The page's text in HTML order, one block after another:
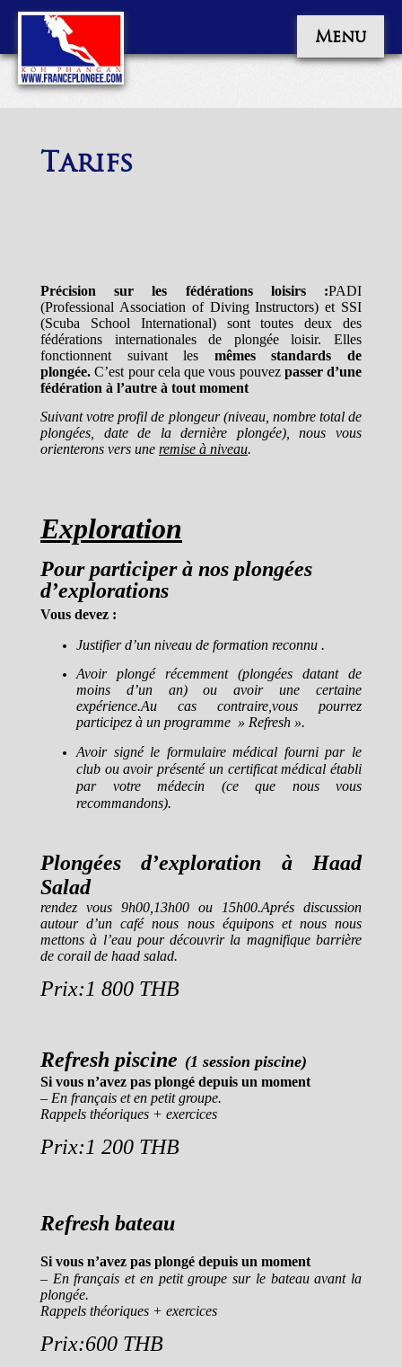
Menu
Tarifs
Précision sur les fédérations loisirs :PADI
(Professional Association of Diving Instructors) et SSI
(Scuba School International) sont toutes deux des
fédérations internationales de plongée loisir. Elles
fonctionnent suivant les mêmes standards de
plongée. C’est pour cela que vous pouvez passer d’une
fédération à l’autre à tout moment
Suivant votre profil de plongeur (niveau, nombre total de
plongées, date de la dernière plongée), nous vous
orienterons vers une remise à niveau.
Exploration
Pour participer à nos plongées
d’explorations
Vous devez :
Justifier d’un niveau de formation reconnu .
Avoir plongé récemment (plongées datant de
moins d’un an) ou avoir une certaine
expérience.Au cas contraire,vous pourrez
participez à un programme » Refresh ».
Avoir signé le formulaire médical fourni par le
club ou avoir présenté un certificat médical établi
par votre médecin (ce que nous vous
recommandons).
Plongées d’exploration à Haad
Salad
rendez vous 9h00,13h00 ou 15h00.Aprés discussion
autour d’un café nous nous équipons et nous nous
mettons à l’eau pour découvrir la magnifique barrière
de corail de haad salad.
Prix:1 800 THB
Refresh piscine (1 session piscine)
Si vous n’avez pas plongé depuis un moment
– En français et en petit groupe.
Rappels théoriques + exercices
Prix:1 200 THB
Refresh bateau
Si vous n’avez pas plongé depuis un moment
– En français et en petit groupe sur le bateau avant la
plongée.
Rappels théoriques + exercices
Prix:600 THB